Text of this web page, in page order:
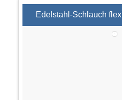
Edelstahl-Schlauch